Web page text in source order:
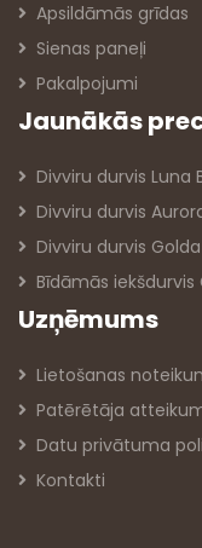
Apsildāmās grīdas
Sienas paneļi
Pakalpojumi
Jaunākās
Divviru durvis Luna
Divviru durvis
Divviru durvis
Bīdāmās iekšdurvis
Uzņēmums
Lietošanas
Patērētāja
Datu privātuma
Kontakti